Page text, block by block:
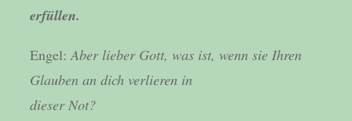
erfüllen.
Engel:Aber lieber Gott, was ist, wenn sie Ihren
Glauben an dich verlieren in
dieser Not?